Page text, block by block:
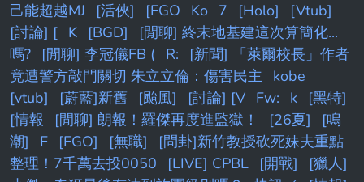
己能超越MJ
[活俠] [FGO Ko 7 [Holo]
[Vtub]
[討論] [ K [BGD]
[閒聊] 終末地基建這次算簡化...
嗎?
[閒聊] 李冠儀FB ( R:
[新聞] 「萊爾校長」作者
竟遭警方敲門關切 朱立立倫：傷害民主 kobe
[vtub]
[蔚藍]新舊 [颱風] [討論] [V Fw: k
[黑特]
[情報
[閒聊] 朗報！羅傑再度進監獄！ [26夏]
[鳴
潮]
F [FGO] [無職]
[問卦]新竹教授砍死妹夫重點
整理！7千萬去投0050
[LIVE] CPBL [開戰]
[獵人]